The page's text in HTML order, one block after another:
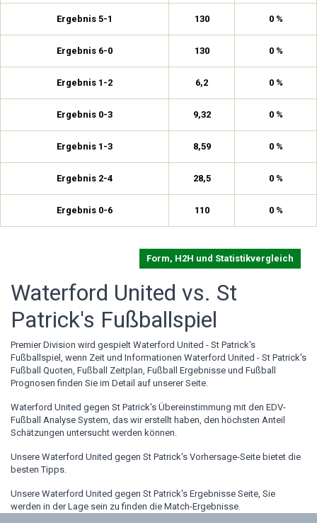
Ergebnis 5-1 130 0 %
Ergebnis 6-0 130 0 %
Ergebnis 1-2 6,2 0 %
Ergebnis 0-3 9,32 0 %
Ergebnis 1-3 8,59 0 %
Ergebnis 2-4 28,5 0 %
Ergebnis 0-6 110 0 %
Form, H2H und Statistikvergleich
Waterford United vs. St
Patrick's Fußballspiel
Premier Division wird gespielt Waterford United - St Patrick's
Fußballspiel, wenn Zeit und Informationen Waterford United - St Patrick's
Fußball Quoten, Fußball Zeitplan, Fußball Ergebnisse und Fußball
Prognosen finden Sie im Detail auf unserer Seite.
Waterford United gegen St Patrick's Übereinstimmung mit den EDV-
Fußball Analyse System, das wir erstellt haben, den höchsten Anteil
Schätzungen untersucht werden können.
Unsere Waterford United gegen St Patrick's Vorhersage-Seite bietet die
besten Tipps.
Unsere Waterford United gegen St Patrick's Ergebnisse Seite, Sie
werden in der Lage sein zu finden die Match-Ergebnisse.